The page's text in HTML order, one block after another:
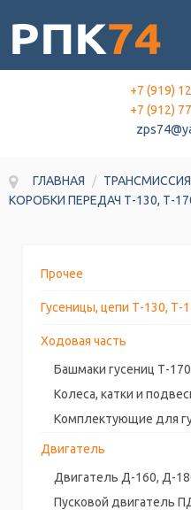
+7 (919)
+7 (912)
ГЛАВНАЯ / ТРАНСМИССИЯ
КОРОБКИ ПЕРЕДАЧ Т-130, Т-
Прочее
Гусеницы, цепи Т-130, Т-
Ходовая часть
Башмаки гусениц Т-170
Колеса, катки и
Комплектующие для
Двигатель
Двигатель Д-160, Д-
Пусковой двигатель